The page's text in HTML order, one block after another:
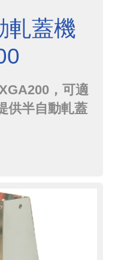
軋蓋機
，可適
供半自動軋蓋